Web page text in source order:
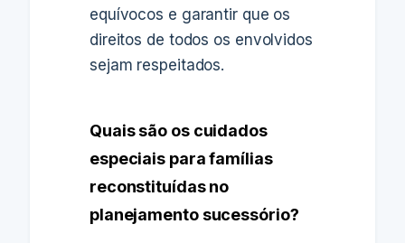
equívocos e garantir que os
direitos de todos os envolvidos
sejam respeitados.
Quais são os cuidados
especiais para famílias
reconstituídas no
planejamento sucessório?